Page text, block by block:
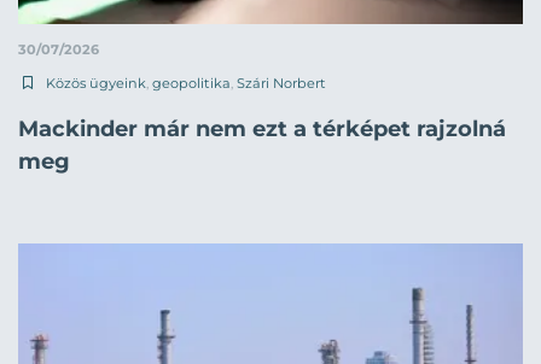
30/07/2026
Közös ügyeink, geopolitika, Szári Norbert
Mackinder már nem ezt a térképet rajzolná
meg